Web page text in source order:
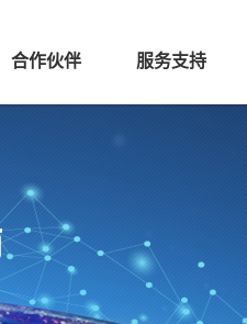
合作伙伴 服务支持